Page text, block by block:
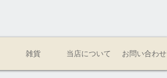
雑貨 当店について お問い合わせ